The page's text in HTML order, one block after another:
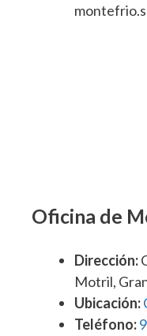
Oficina de
Dirección:
Motril,
Ubicación:
Teléfono: